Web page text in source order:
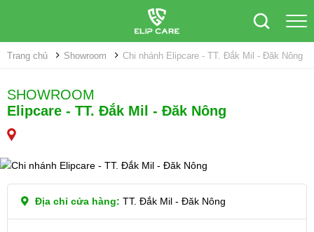
Trang chủ Showroom Chi nhánh Elipcare - TT. Đắk Mil - Đăk Nông
SHOWROOM
Elipcare - TT. Đắk Mil - Đăk Nông
Địa chỉ cửa hàng: TT. Đắk Mil - Đăk Nông